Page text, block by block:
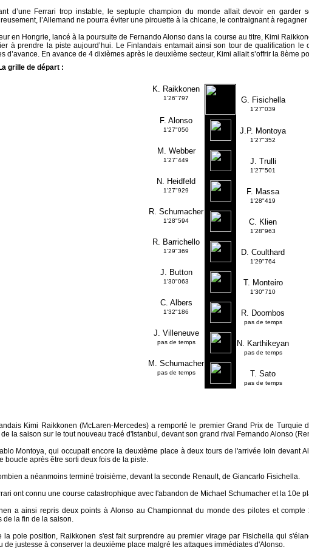
d’une Ferrari trop instable, le septuple champion du monde allait devoir en
l’Allemand ne pourra éviter une pirouette à la chicane, le contraignant à
en Hongrie, lancé à la poursuite de Fernando Alonso dans la course au titre, Kimi
à prendre la piste aujourd’hui. Le Finlandais entamait ainsi son tour de qualification le
d’avance. En avance de 4 dixièmes après le deuxième secteur, Kimi allait s’offrir la 8ème
grille de départ :
K. Raikkonen
1'26"797 G. Fisichella
1'27"039
F. Alonso
1'27"050 J.P. Montoya
1'27"352
M. Webber
1'27"449 J. Trulli
1'27"501
N. Heidfeld
1'27"929 F. Massa
1'28"419
R. Schumacher
1'28"594 C. Klien
1'28"963
R. Barrichello
1'29"369 D. Coulthard
1'29"764
J. Button
1'30"063 T. Monteiro
1'30"710
C. Albers
1'32"186 R. Doornbos
pas de temps
J. Villeneuve
pas de temps N. Karthikeyan
pas de temps
M. Schumacher
pas de temps T. Sato
pas de temps
Kimi Raikkonen (McLaren-Mercedes) a remporté le premier Grand Prix de Turquie
la saison sur le tout nouveau tracé d'Istanbul, devant son grand rival Fernando Alonso
Montoya, qui occupait encore la deuxième place à deux tours de l'arrivée loin devant
boucle après être sorti deux fois de la piste.
a néanmoins terminé troisième, devant la seconde Renault, de Giancarlo Fisichella.
ont connu une course catastrophique avec l'abandon de Michael Schumacher et la 10e
a ainsi repris deux points à Alonso au Championnat du monde des pilotes et
de la fin de la saison.
la pole position, Raikkonen s'est fait surprendre au premier virage par Fisichella qui
de justesse à conserver la deuxième place malgré les attaques immédiates d'Alonso.